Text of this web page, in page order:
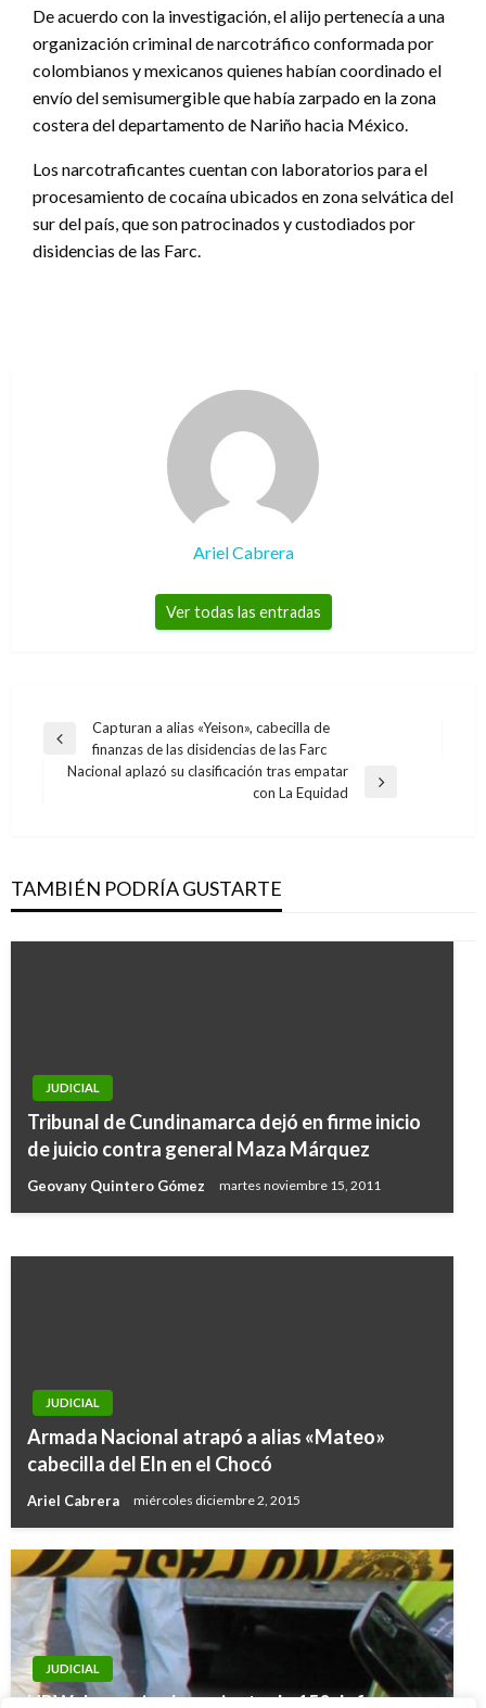
De acuerdo con la investigación, el alijo pertenecía a una
organización criminal de narcotráfico conformada por
colombianos y mexicanos quienes habían coordinado el
envío del semisumergible que había zarpado en la zona
costera del departamento de Nariño hacia México.
Los narcotraficantes cuentan con laboratorios para el
procesamiento de cocaína ubicados en zona selvática del
sur del país, que son patrocinados y custodiados por
disidencias de las Farc.
Ariel Cabrera
Ver todas las entradas
Navegación
Entrada
anterior
Capturan a alias «Yeison», cabecilla de
finanzas de las disidencias de las Farc
Nacional aplazó su clasificación tras empatar
con La Equidad
TAMBIÉN PODRÍA GUSTARTE
JUDICIAL
Tribunal de Cundinamarca dejó en firme inicio
de juicio contra general Maza Márquez
Geovany Quintero Gómez martes noviembre 15, 2011
Fueron abatidos dos integrantes de «los
JUDICIAL
Armada Nacional atrapó a alias «Mateo»
cabecilla del Eln en el Chocó
Ariel Cabrera miércoles diciembre 2, 2015
JUDICIAL
HRW denuncia el asesinato de 150 defensores